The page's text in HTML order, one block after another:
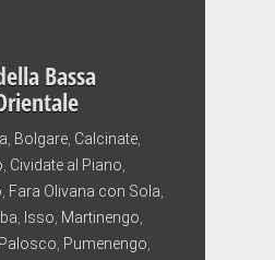
Bassa
, Bolgare, Calcinate,
, Cividate al Piano,
, Fara Olivana con Sola,
, Isso, Martinengo,
Palosco, Pumenengo,